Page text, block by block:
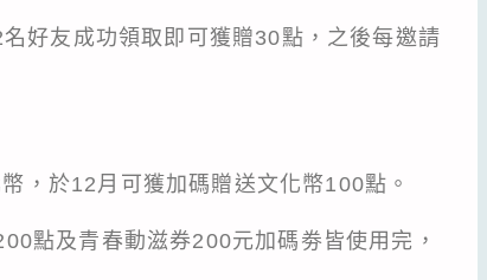
好友成功領取即可獲贈30點，之後每邀請
，於12月可獲加碼贈送文化幣100點。
點及青春動滋券200元加碼劵皆使用完，